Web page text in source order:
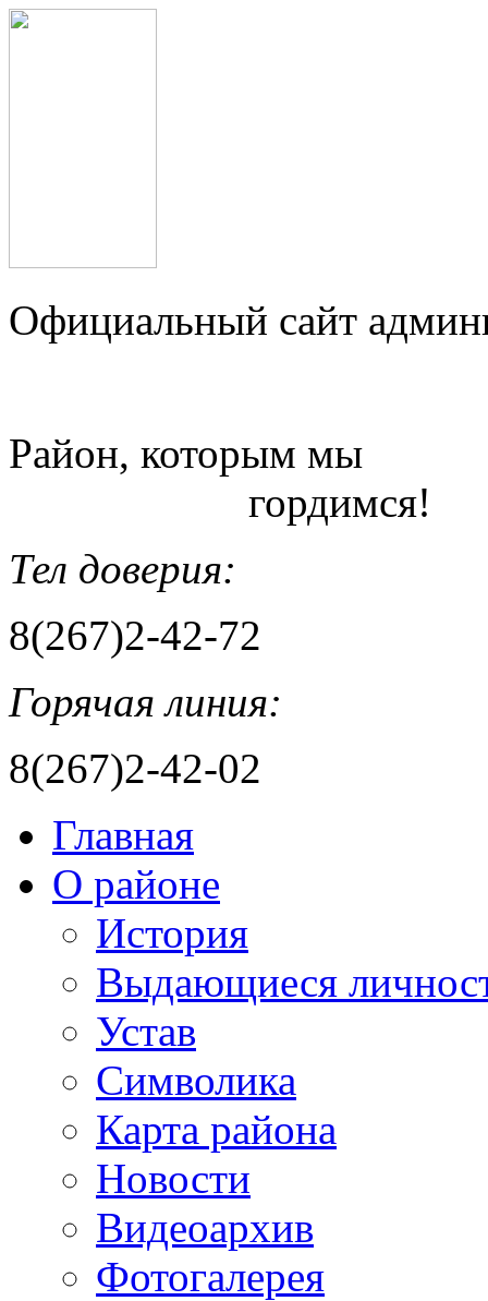
Официальный сайт
Район, которым мы
гордимся!
Тел доверия:
8(267)2-42-72
Горячая линия:
8(267)2-42-02
Главная
О районе
История
Выдающиеся
Устав
Символика
Карта района
Новости
Видеоархив
Фотогалерея